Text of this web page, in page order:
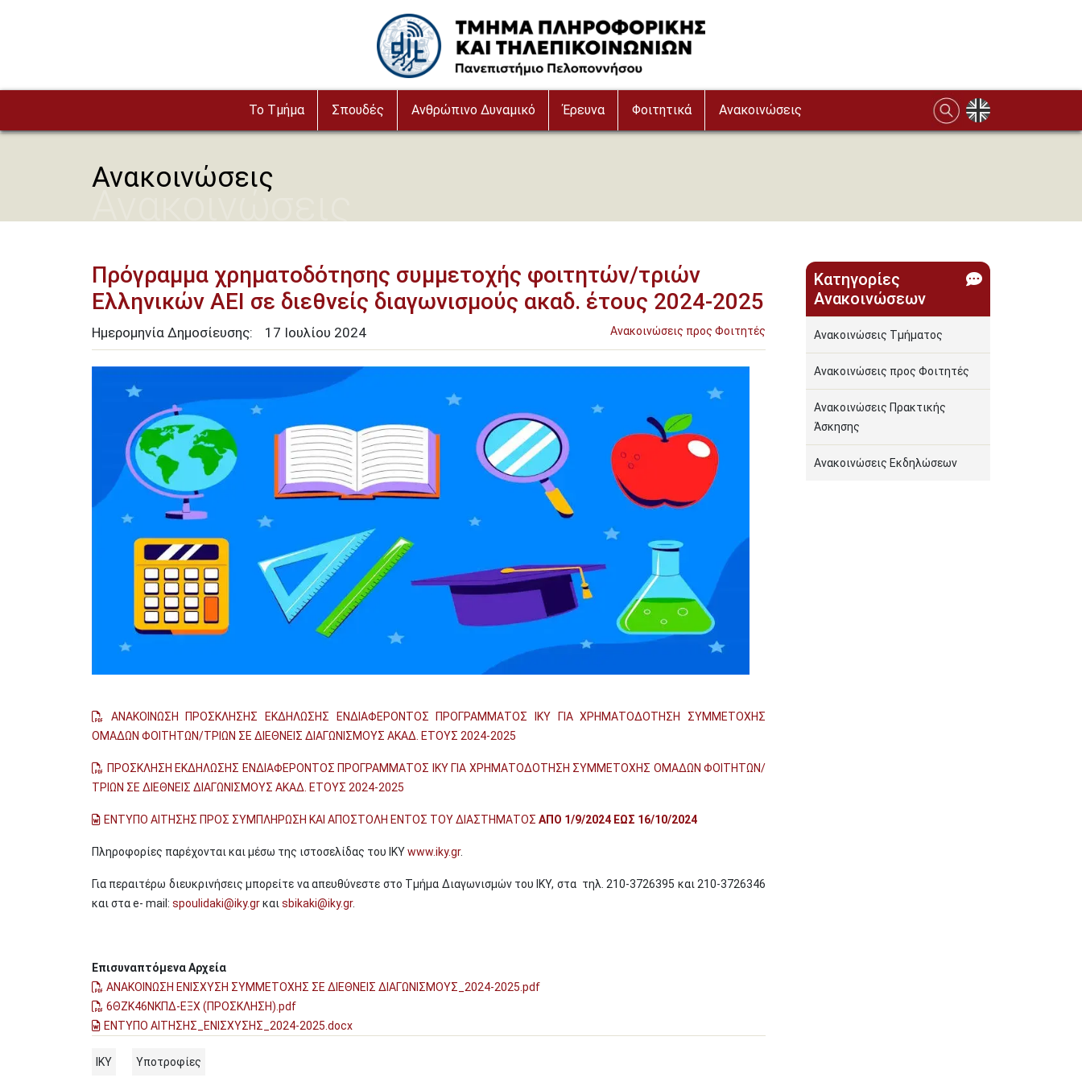
Image
Το Τμήμα Σπουδές Ανθρώπινο Δυναμικό Έρευνα Φοιτητικά Ανακοινώσεις
Ανακοινώσεις
Ανακοινώσεις
Πρόγραμμα χρηματοδότησης συμμετοχής φοιτητών/τριών
Ελληνικών ΑΕΙ σε διεθνείς διαγωνισμούς ακαδ. έτους 2024-2025
Ανακοινώσεις προς Φοιτητές
Ημερομηνία Δημοσίευσης: 17 Ιουλίου 2024
ΑΝΑΚΟΙΝΩΣΗ ΠΡΟΣΚΛΗΣΗΣ ΕΚΔΗΛΩΣΗΣ ΕΝΔΙΑΦΕΡΟΝΤΟΣ ΠΡΟΓΡΑΜΜΑΤΟΣ ΙΚΥ ΓΙΑ ΧΡΗΜΑΤΟΔΟΤΗΣΗ ΣΥΜΜΕΤΟΧΗΣ
ΟΜΑΔΩΝ ΦΟΙΤΗΤΩΝ/ΤΡΙΩΝ ΣΕ ΔΙΕΘΝΕΙΣ ΔΙΑΓΩΝΙΣΜΟΥΣ ΑΚΑΔ. ΕΤΟΥΣ 2024-2025
ΠΡΟΣΚΛΗΣΗ ΕΚΔΗΛΩΣΗΣ ΕΝΔΙΑΦΕΡΟΝΤΟΣ ΠΡΟΓΡΑΜΜΑΤΟΣ ΙΚΥ ΓΙΑ ΧΡΗΜΑΤΟΔΟΤΗΣΗ ΣΥΜΜΕΤΟΧΗΣ ΟΜΑΔΩΝ ΦΟΙΤΗΤΩΝ/
ΤΡΙΩΝ ΣΕ ΔΙΕΘΝΕΙΣ ΔΙΑΓΩΝΙΣΜΟΥΣ ΑΚΑΔ. ΕΤΟΥΣ 2024-2025
ΕΝΤΥΠΟ ΑΙΤΗΣΗΣ ΠΡΟΣ ΣΥΜΠΛΗΡΩΣΗ ΚΑΙ ΑΠΟΣΤΟΛΗ ΕΝΤΟΣ ΤΟΥ ΔΙΑΣΤΗΜΑΤΟΣ ΑΠΟ 1/9/2024 ΕΩΣ 16/10/2024
Πληροφορίες παρέχονται και μέσω της ιστοσελίδας του ΙΚΥwww.iky.gr.
Για περαιτέρω διευκρινήσεις μπορείτε να απευθύνεστε στο Τμήμα Διαγωνισμών του ΙΚΥ, στα τηλ. 210-3726395 και 210-3726346
και στα e- mail: spoulidaki@iky.grκαι sbikaki@iky.gr.
Επισυναπτόμενα Αρχεία
ΑΝΑΚΟΙΝΩΣΗ ΕΝΙΣΧΥΣΗ ΣΥΜΜΕΤΟΧΗΣ ΣΕ ΔΙΕΘΝΕΙΣ ΔΙΑΓΩΝΙΣΜΟΥΣ_2024-2025.pdf
6ΘΖΚ46ΝΚΠΔ-ΕΞΧ (ΠΡΟΣΚΛΗΣΗ).pdf
ΕΝΤΥΠΟ ΑΙΤΗΣΗΣ_ΕΝΙΣΧΥΣΗΣ_2024-2025.docx
ΙΚΥ Υποτροφίες
Κατηγορίες
Ανακοινώσεων
Ανακοινώσεις Τμήματος
Ανακοινώσεις προς Φοιτητές
Ανακοινώσεις Πρακτικής
Άσκησης
Ανακοινώσεις Εκδηλώσεων